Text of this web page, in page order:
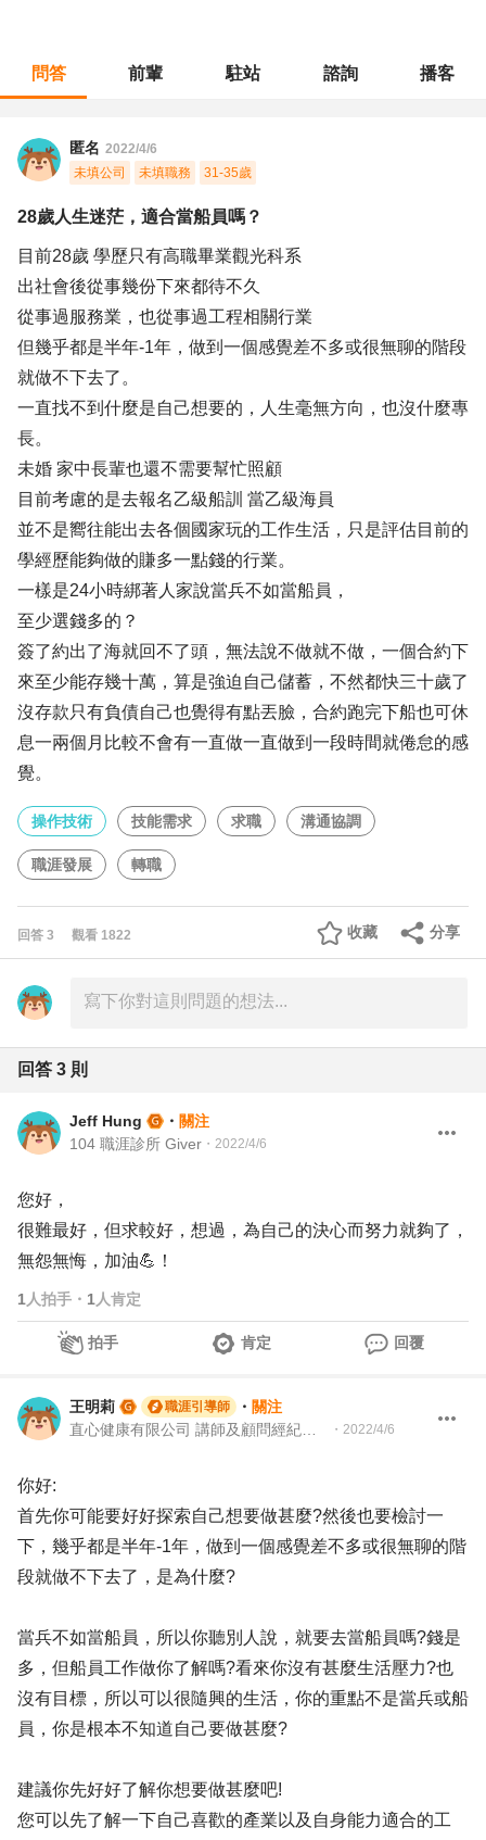
問答 前輩 駐站 諮詢 播客
匿名 2022/4/6
未填公司
未填職務 31-35歲
28歲人生迷茫，適合當船員嗎？
目前28歲 學歷只有高職畢業觀光科系
出社會後從事幾份下來都待不久
從事過服務業，也從事過工程相關行業
但幾乎都是半年-1年，做到一個感覺差不多或很無聊的階段
就做不下去了。
一直找不到什麼是自己想要的，人生毫無方向，也沒什麼專
長。
未婚 家中長輩也還不需要幫忙照顧
目前考慮的是去報名乙級船訓 當乙級海員
並不是嚮往能出去各個國家玩的工作生活，只是評估目前的
學經歷能夠做的賺多一點錢的行業。
一樣是24小時綁著人家說當兵不如當船員，
至少選錢多的？
簽了約出了海就回不了頭，無法說不做就不做，一個合約下
來至少能存幾十萬，算是強迫自己儲蓄，不然都快三十歲了
沒存款只有負債自己也覺得有點丟臉，合約跑完下船也可休
息一兩個月比較不會有一直做一直做到一段時間就倦怠的感
覺。
操作技術 技能需求 求職 溝通協調
職涯發展 轉職
回答 3 觀看 1822 分享
收藏
回答 3 則
Jeff Hung ・ 關注
104 職涯診所 Giver ・ 2022/4/6
您好，
很難最好，但求較好，想過，為自己的決心而努力就夠了，
無怨無悔，加油💪！
1 人拍手 ・ 1 人肯定
拍手 肯定 回覆
王明莉 職涯引導師 ・ 關注
・ 2022/4/6
你好:
首先你可能要好好探索自己想要做甚麼?然後也要檢討一
下，幾乎都是半年-1年，做到一個感覺差不多或很無聊的階
段就做不下去了，是為什麼?
當兵不如當船員，所以你聽別人說，就要去當船員嗎?錢是
多，但船員工作做你了解嗎?看來你沒有甚麼生活壓力?也
沒有目標，所以可以很隨興的生活，你的重點不是當兵或船
員，你是根本不知道自己要做甚麼?
建議你先好好了解你想要做甚麼吧!
您可以先了解一下自己喜歡的產業以及自身能力適合的工